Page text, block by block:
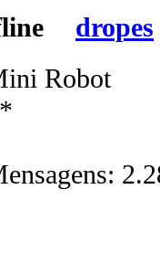
dropes
Robot